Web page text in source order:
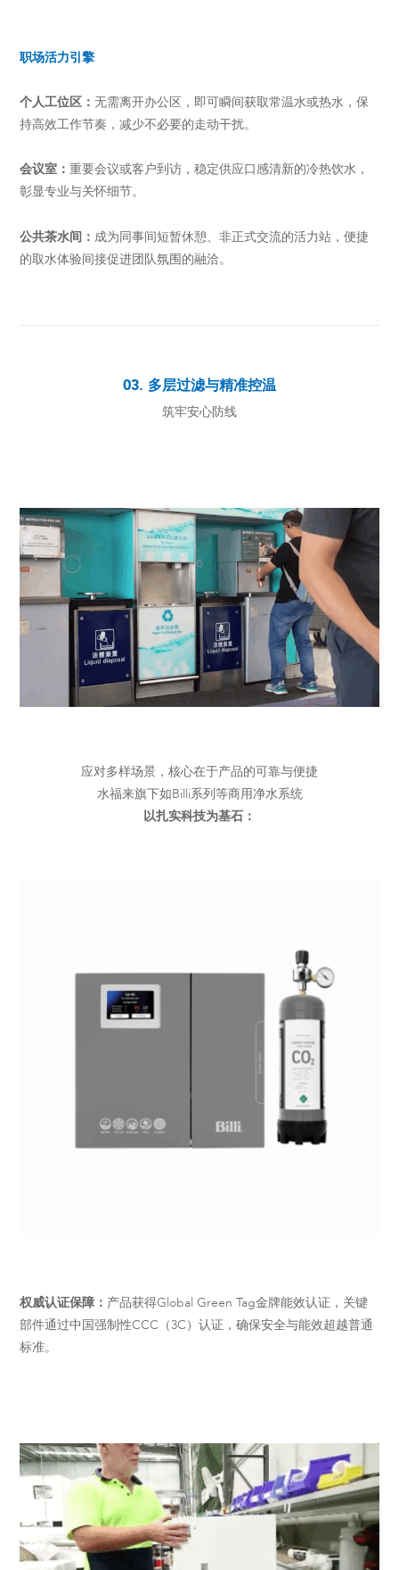
职场活力引擎
个人工位区：无需离开办公区，即可瞬间获取常温水或热水，保
持高效工作节奏，减少不必要的走动干扰。
会议室：重要会议或客户到访，稳定供应口感清新的冷热饮水，
彰显专业与关怀细节。
公共茶水间： 成为同事间短暂休憩、非正式交流的活力站，便捷
的取水体验间接促进团队氛围的融洽。
03. 多层过滤与精准控温
筑牢安心防线
应对多样场景，核心在于产品的可靠与便捷
水福来旗下如Billi系列等商用净水系统
以扎实科技为基石：
权威认证保障： 产品获得Global Green Tag金牌能效认证，关键
部件通过中国强制性CCC（3C）认证，确保安全与能效超越普通
标准。